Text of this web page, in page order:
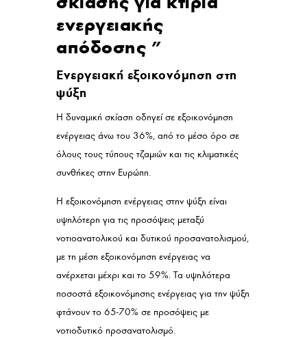
ενεργειακής
απόδοσης ”
Ενεργειακή εξοικονόμηση στη
ψύξη
Η δυναμική σκίαση οδηγεί σε εξοικονόμηση
ενέργειας άνω του 36%, από το μέσο όρο σε
όλους τους τύπους τζαμιών και τις κλιματικές
συνθήκες στην Ευρώπη.
Η εξοικονόμηση ενέργειας στην ψύξη είναι
υψηλότερη για τις προσόψεις μεταξύ
νοτιοανατολικού και δυτικού προσανατολισμού,
με τη μέση εξοικονόμηση ενέργειας να
ανέρχεται μέχρι και το 59%. Τα υψηλότερα
ποσοστά εξοικονόμησης ενέργειας για την ψύξη
φτάνουν το 65-70% σε προσόψεις με
νοτιοδυτικό προσανατολισμό.